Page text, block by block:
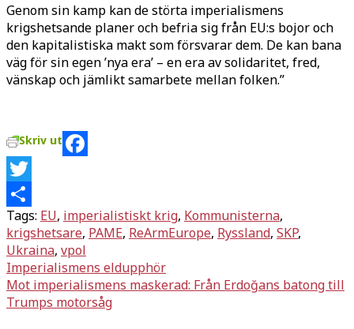
Genom sin kamp kan de störta imperialismens
krigshetsande planer och befria sig från EU:s bojor och
den kapitalistiska makt som försvarar dem. De kan bana
väg för sin egen ’nya era’ – en era av solidaritet, fred,
vänskap och jämlikt samarbete mellan folken.”
Skriv ut
Facebook
Twitter
Dela
Tags: EU, imperialistiskt krig, Kommunisterna,
krigshetsare, PAME, ReArmEurope, Ryssland, SKP,
Ukraina, vpol
Inläggsnavigering
Imperialismens eldupphör
Mot imperialismens maskerad: Från Erdoğans batong till
Trumps motorsåg